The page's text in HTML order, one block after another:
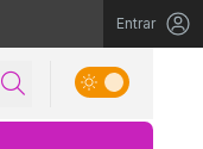
Entrar